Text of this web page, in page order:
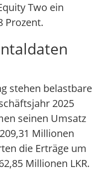
Two ein
Prozent.
stehen belastbare
2025
seinen Umsatz
Millionen
die Erträge um
Millionen LKR.